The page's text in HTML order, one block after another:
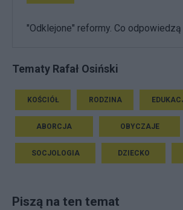
"Odklejone" reformy. Co
Tematy Rafał Osiński
KOŚCIÓŁ RODZINA
ABORCJA OBYCZAJE
SOCJOLOGIA DZIECKO
Piszą na ten temat